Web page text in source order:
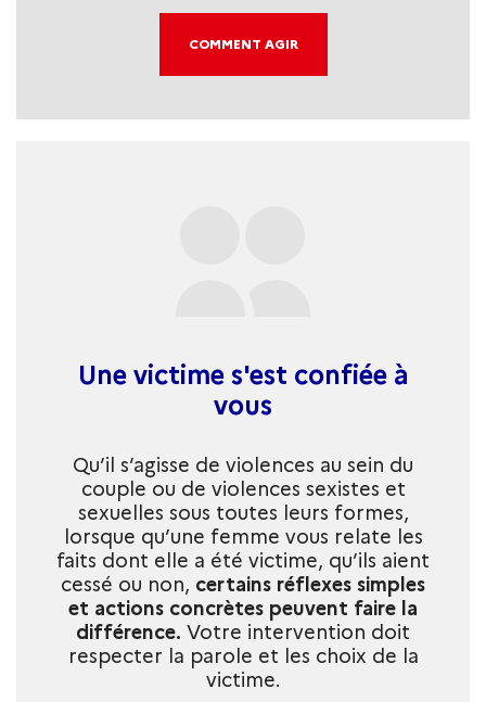
COMMENT AGIR
Une victime s'est confiée à
vous
Qu’il s’agisse de violences au sein du
couple ou de violences sexistes et
sexuelles sous toutes leurs formes,
lorsque qu’une femme vous relate les
faits dont elle a été victime, qu’ils aient
cessé ou non, certains réflexes simples
et actions concrètes peuvent faire la
différence. Votre intervention doit
respecter la parole et les choix de la
victime.